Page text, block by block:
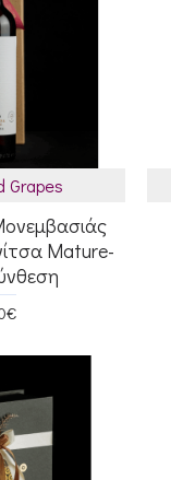
Grapes
Mature-